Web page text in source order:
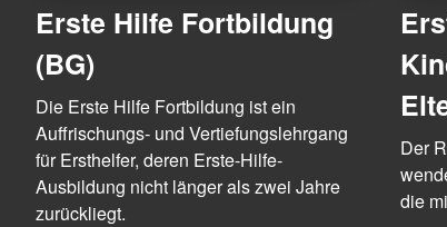
Erste Hilfe Fortbildung
(BG)
Die Erste Hilfe Fortbildung ist ein
Auffrischungs- und Vertiefungslehrgang
für Ersthelfer, deren Erste-Hilfe-
Ausbildung nicht länger als zwei Jahre
zurückliegt.
Der
die